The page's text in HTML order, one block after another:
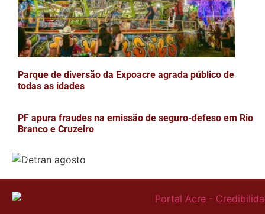
Parque de diversão da Expoacre agrada público de
todas as idades
PF apura fraudes na emissão de seguro-defeso em Rio
Branco e Cruzeiro